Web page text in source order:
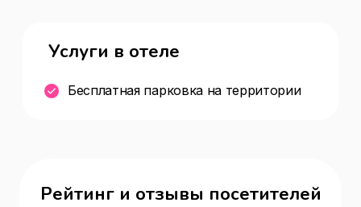
Услуги в отеле
Бесплатная парковка на территории
Рейтинг и отзывы посетителей